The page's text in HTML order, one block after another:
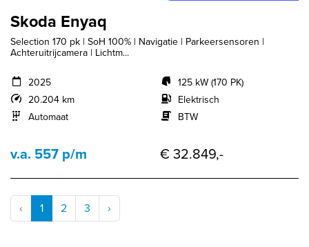
Skoda Enyaq
Selection 170 pk | SoH 100% | Navigatie | Parkeersensoren |
Achteruitrijcamera | Lichtm...
2025
20.204 km
Automaat
125 kW (170 PK)
Elektrisch
BTW
v.a. 557 p/m € 32.849,-
‹ 1 2 3 ›